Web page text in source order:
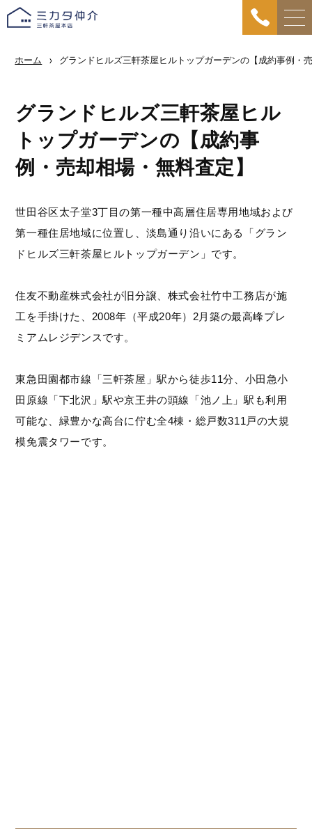
ホーム グランドヒルズ三軒茶屋ヒルトップガーデンの【成約事例・
グランドヒルズ三軒茶屋ヒル
トップガーデンの【成約事
例・売却相場・無料査定】
世田谷区太子堂3丁目の第一種中高層住居専用地域および
第一種住居地域に位置し、淡島通り沿いにある「グラン
ドヒルズ三軒茶屋ヒルトップガーデン」です。
住友不動産株式会社が旧分譲、株式会社竹中工務店が施
工を手掛けた、2008年（平成20年）2月築の最高峰プレ
ミアムレジデンスです。
東急田園都市線「三軒茶屋」駅から徒歩11分、小田急小
田原線「下北沢」駅や京王井の頭線「池ノ上」駅も利用
可能な、緑豊かな高台に佇む全4棟・総戸数311戸の大規
模免震タワーです。